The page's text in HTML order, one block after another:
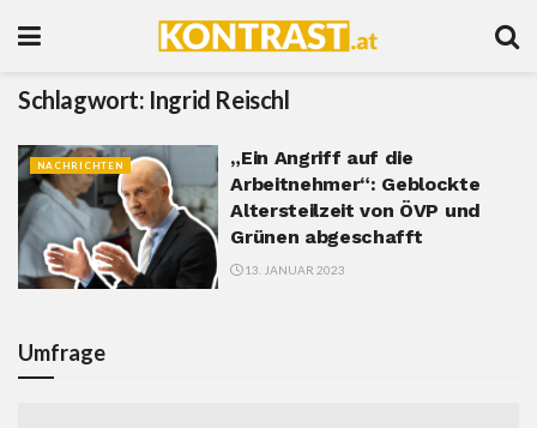
Schlagwort: Ingrid Reischl
NACHRICHTEN
„Ein Angriff auf die
Arbeitnehmer“: Geblockte
Altersteilzeit von ÖVP und
Grünen abgeschafft
13. JANUAR 2023
Umfrage